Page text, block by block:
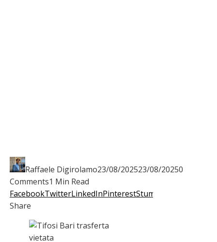
Raffaele Digirolamo23/08/202523/08/20250
Comments1 Min Read
FacebookTwitterLinkedInPinterestStumbleupon
Share